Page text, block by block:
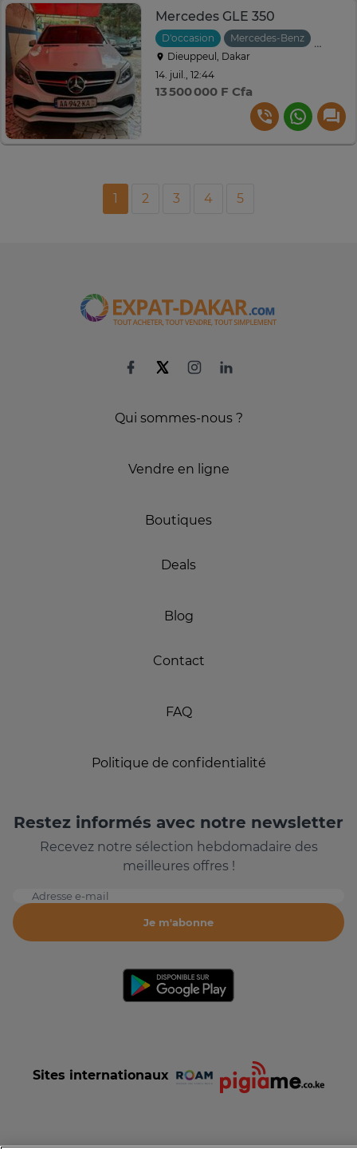
Mercedes GLE 350
D'occasion Mercedes-Benz
Dieuppeul, Dakar
14. juil., 12:44
13 500 000 F Cfa
1 2 3 4 5
Qui sommes-nous ?
Vendre en ligne
Boutiques
Deals
Blog
Contact
FAQ
Politique de confidentialité
Restez informés avec notre newsletter
Recevez notre sélection hebdomadaire des
meilleures offres !
Adresse e-mail
Je m'abonne
Sites internationaux